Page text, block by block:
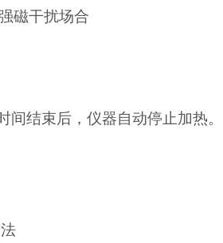
磁干扰场合
结束后，仪器自动停止加热。